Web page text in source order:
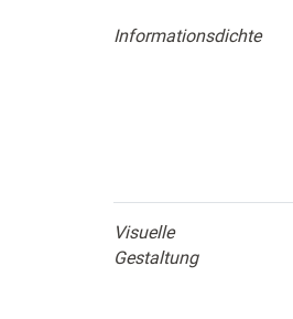
Informationsdichte
Visuelle
Gestaltung